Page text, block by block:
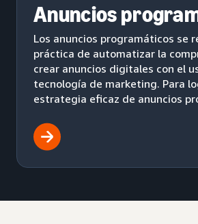
Anuncios
Los anuncios programáticos se
práctica de automatizar la
crear anuncios digitales con el
tecnología de marketing. Para
estrategia eficaz de anuncios
mostrar anuncios de manera
audiencia.